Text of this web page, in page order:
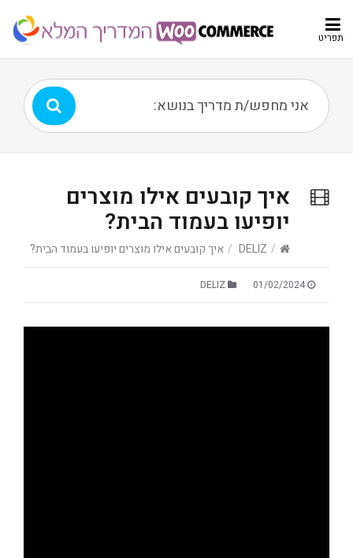
תפריט
איך קובעים אילו מוצרים
יופיעו בעמוד הבית?
/
DELIZ
/ איך קובעים אילו מוצרים יופיעו בעמוד הבית?
01/02/2024
DELIZ